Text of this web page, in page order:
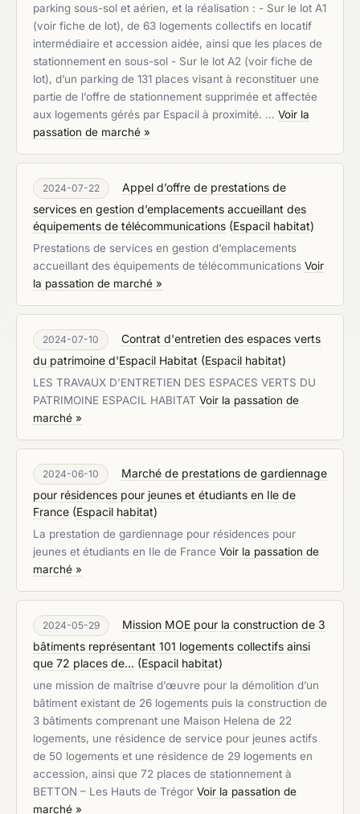
parking sous-sol et aérien, et la réalisation : - Sur le lot A1
(voir fiche de lot), de 63 logements collectifs en locatif
intermédiaire et accession aidée, ainsi que les places de
stationnement en sous-sol - Sur le lot A2 (voir fiche de
lot), d’un parking de 131 places visant à reconstituer une
partie de l’offre de stationnement supprimée et affectée
aux logements gérés par Espacil à proximité. … Voir la
passation de marché »
2024-07-22
Appel d’offre de prestations de
services en gestion d’emplacements accueillant des
équipements de télécommunications (Espacil habitat)
Prestations de services en gestion d’emplacements
accueillant des équipements de télécommunications Voir
la passation de marché »
2024-07-10
Contrat d'entretien des espaces verts
du patrimoine d'Espacil Habitat (Espacil habitat)
LES TRAVAUX D’ENTRETIEN DES ESPACES VERTS DU
PATRIMOINE ESPACIL HABITAT Voir la passation de
marché »
2024-06-10
Marché de prestations de gardiennage
pour résidences pour jeunes et étudiants en Ile de
France (Espacil habitat)
La prestation de gardiennage pour résidences pour
jeunes et étudiants en Ile de France Voir la passation de
marché »
2024-05-29
Mission MOE pour la construction de 3
bâtiments représentant 101 logements collectifs ainsi
que 72 places de... (Espacil habitat)
une mission de maîtrise d’œuvre pour la démolition d’un
bâtiment existant de 26 logements puis la construction de
3 bâtiments comprenant une Maison Helena de 22
logements, une résidence de service pour jeunes actifs
de 50 logements et une résidence de 29 logements en
accession, ainsi que 72 places de stationnement à
BETTON – Les Hauts de Trégor Voir la passation de
marché »